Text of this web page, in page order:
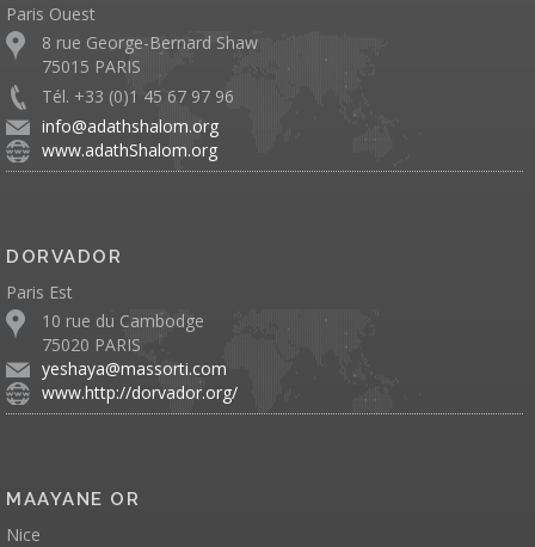
Paris Ouest
8 rue George-Bernard Shaw
75015 PARIS
Tél. +33 (0)1 45 67 97 96
info@adathshalom.org
www.adathShalom.org
DORVADOR
Paris Est
10 rue du Cambodge
75020 PARIS
yeshaya@massorti.com
www.http://dorvador.org/
MAAYANE OR
Nice